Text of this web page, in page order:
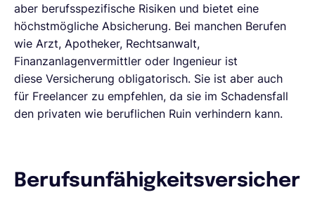
aber berufsspezifische Risiken und bietet eine
höchstmögliche Absicherung. Bei manchen Berufen
wie Arzt, Apotheker, Rechtsanwalt,
Finanzanlagenvermittler oder Ingenieur ist
diese Versicherung obligatorisch. Sie ist aber auch
für Freelancer zu empfehlen, da sie im Schadensfall
den privaten wie beruflichen Ruin verhindern kann.
Berufsunfähigkeitsversicher